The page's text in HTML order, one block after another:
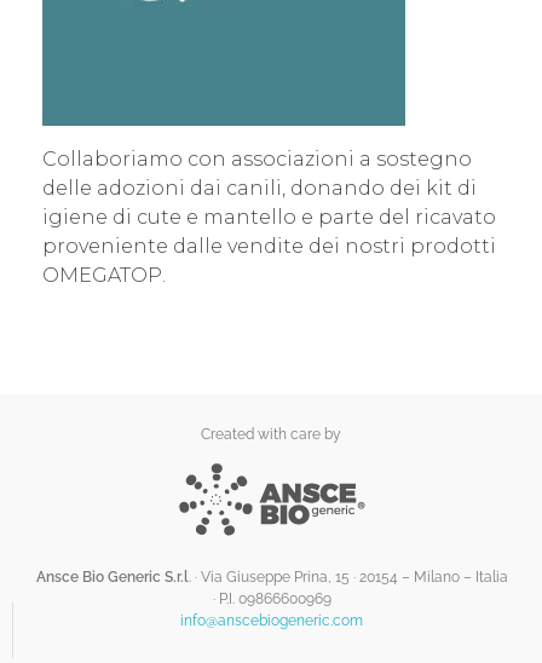
Collaboriamo con associazioni a sostegno
delle adozioni dai canili, donando dei kit di
igiene di cute e mantello e parte del ricavato
proveniente dalle vendite dei nostri prodotti
OMEGATOP.
Created with care by
Ansce Bio Generic S.r.l. · Via Giuseppe Prina, 15 · 20154 – Milano – Italia
· P.I. 09866600969
info@anscebiogeneric.com